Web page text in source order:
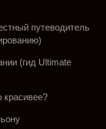
путеводитель
(гид Ultimate